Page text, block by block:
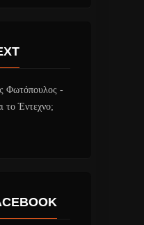
Φωτόπουλος -
το Έντεχνο;